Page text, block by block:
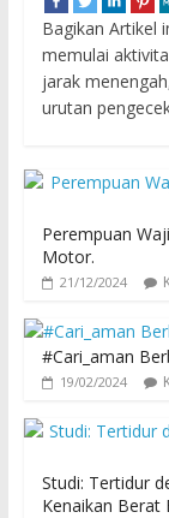
Bagikan Artikel
memulai
jarak
urutan
Perempuan
Motor.
21/12/2024
#Cari_aman
19/02/2024
Studi: Tertidur
Kenaikan Berat